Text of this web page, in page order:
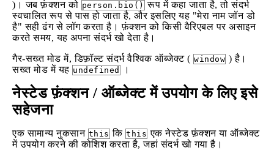
)। जब फ़ंक्शन को person.bio() रूप में कहा जाता है, तो संदर्भ
स्वचालित रूप से पास हो जाता है, और इसलिए यह "मेरा नाम जॉन डो
है" सही ढंग से लॉग करता है। फ़ंक्शन को किसी वैरिएबल पर असाइन
करते समय, यह अपना संदर्भ खो देता है।
गैर-सख्त मोड में, डिफ़ॉल्ट संदर्भ वैश्विक ऑब्जेक्ट ( window ) है।
सख्त मोड में यह undefined ।
नेस्टेड फ़ंक्शन / ऑब्जेक्ट में उपयोग के लिए इसे
सहेजना
एक सामान्य नुकसान this कि this एक नेस्टेड फ़ंक्शन या ऑब्जेक्ट
में उपयोग करने की कोशिश करता है, जहां संदर्भ खो गया है।